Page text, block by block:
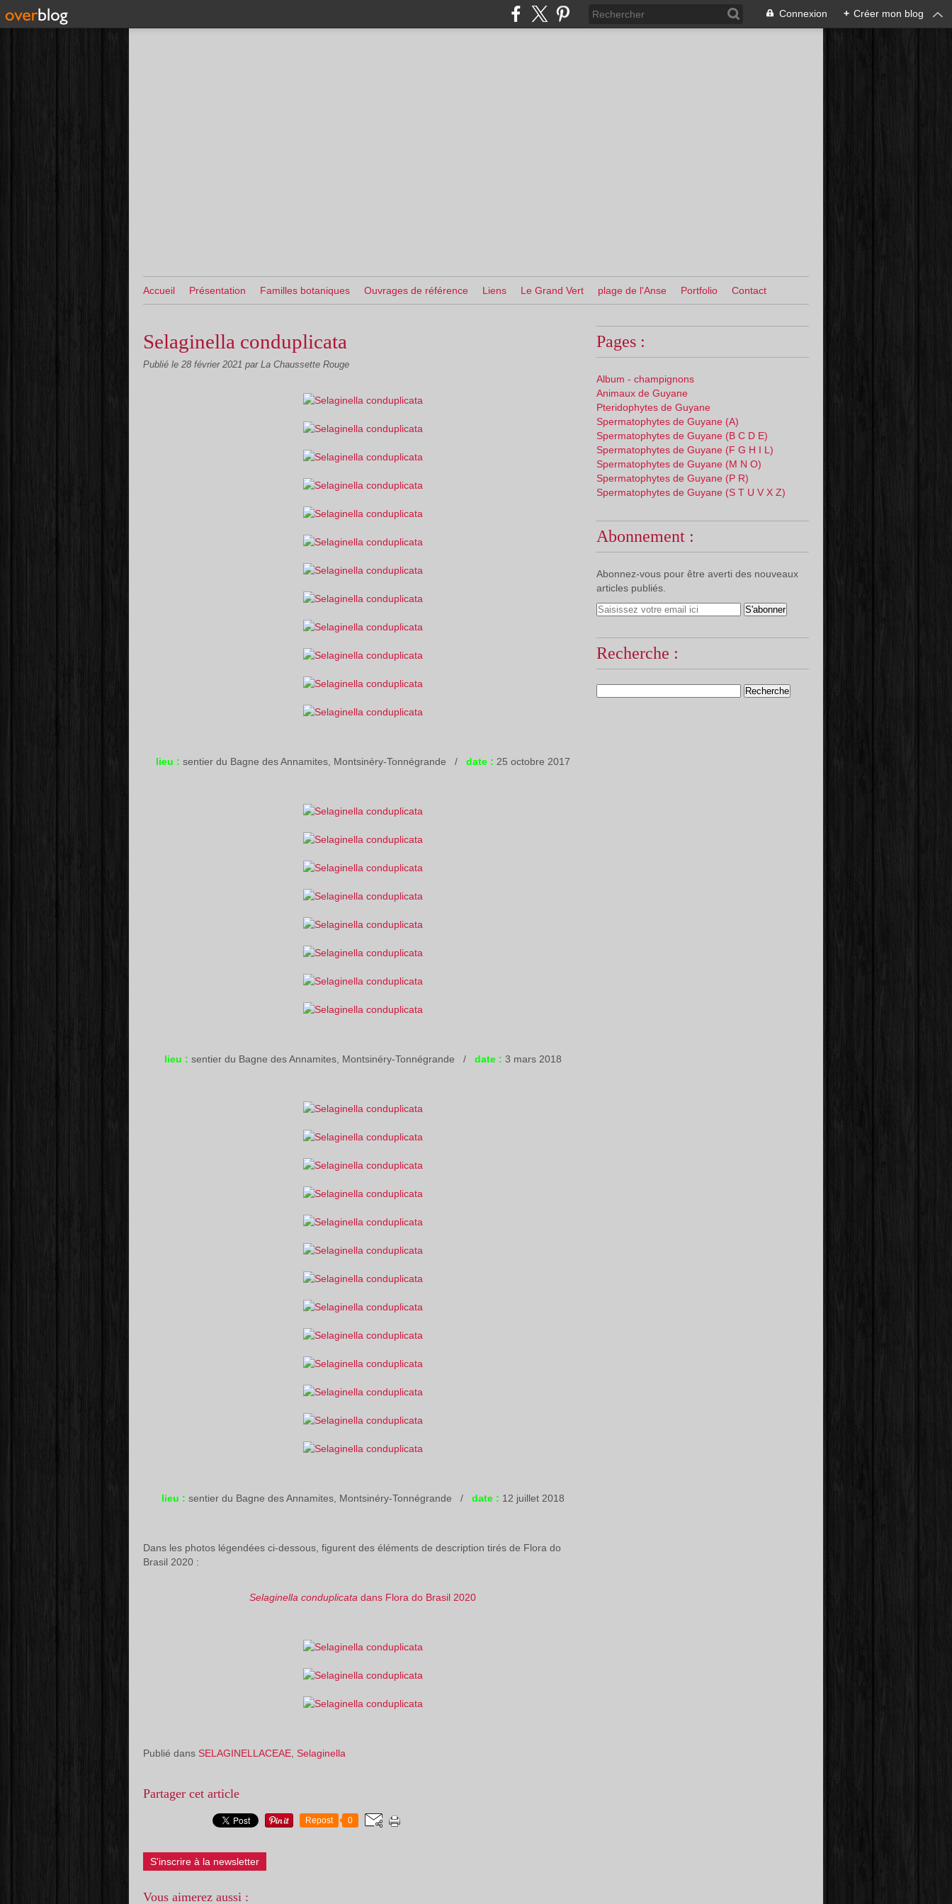
Connexion + Créer mon blog
Accueil Présentation Familles botaniques Ouvrages de référence Liens Le Grand Vert plage de l'Anse Portfolio Contact
Selaginella conduplicata
Publié le 28 février 2021 par La Chaussette Rouge
lieu : sentier du Bagne des Annamites, Montsinéry-Tonnégrande / date : 25 octobre 2017
lieu : sentier du Bagne des Annamites, Montsinéry-Tonnégrande / date : 3 mars 2018
lieu : sentier du Bagne des Annamites, Montsinéry-Tonnégrande / date : 12 juillet 2018
Dans les photos légendées ci-dessous, figurent des éléments de description tirés de Flora do
Brasil 2020 :
Selaginella conduplicata dans Flora do Brasil 2020
Publié dans SELAGINELLACEAE Selaginella
Partager cet article
Repost 0
S'inscrire à la newsletter
Vous aimerez aussi :
Pages :
Album - champignons
Animaux de Guyane
Pteridophytes de Guyane
Spermatophytes de Guyane (A)
Spermatophytes de Guyane (B C D E)
Spermatophytes de Guyane (F G H I L)
Spermatophytes de Guyane (M N O)
Spermatophytes de Guyane (P R)
Spermatophytes de Guyane (S T U V X Z)
Abonnement :
Abonnez-vous pour être averti des nouveaux
articles publiés.
Recherche :